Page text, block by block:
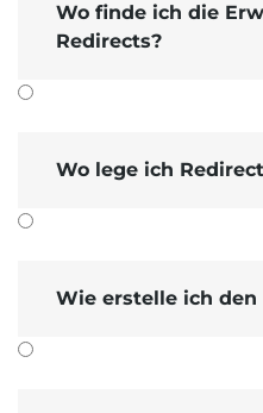
Wo finde ich die
Redirects?
Wo lege ich
Wie erstelle ich den